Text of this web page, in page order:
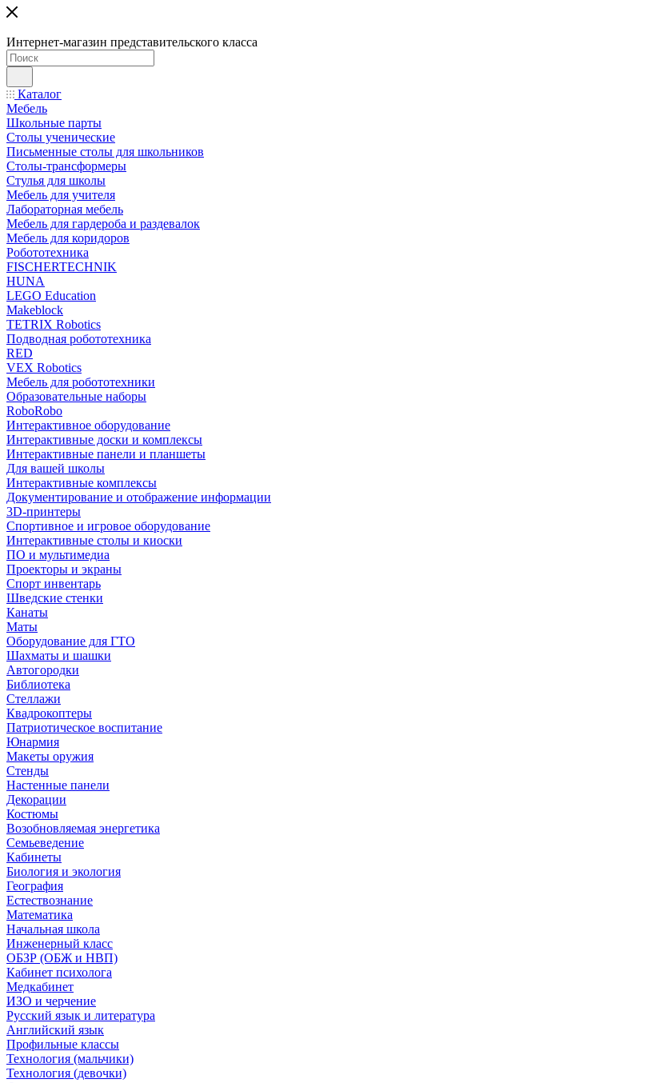
Интернет-магазин представительского класса
Каталог
Мебель
Школьные парты
Столы ученические
Письменные столы для школьников
Столы-трансформеры
Стулья для школы
Мебель для учителя
Лабораторная мебель
Мебель для гардероба и раздевалок
Мебель для коридоров
Робототехника
FISCHERTECHNIK
HUNA
LEGO Education
Makeblock
TETRIX Robotics
Подводная робототехника
RED
VEX Robotics
Мебель для робототехники
Образовательные наборы
RoboRobo
Интерактивное оборудование
Интерактивные доски и комплексы
Интерактивные панели и планшеты
Для вашей школы
Интерактивные комплексы
Документирование и отображение информации
3D-принтеры
Спортивное и игровое оборудование
Интерактивные столы и киоски
ПО и мультимедиа
Проекторы и экраны
Спорт инвентарь
Шведские стенки
Канаты
Маты
Оборудование для ГТО
Шахматы и шашки
Автогородки
Библиотека
Стеллажи
Квадрокоптеры
Патриотическое воспитание
Юнармия
Макеты оружия
Стенды
Настенные панели
Декорации
Костюмы
Возобновляемая энергетика
Семьеведение
Кабинеты
Биология и экология
География
Естествознание
Математика
Начальная школа
Инженерный класс
ОБЗР (ОБЖ и НВП)
Кабинет психолога
Медкабинет
ИЗО и черчение
Русский язык и литература
Английский язык
Профильные классы
Технология (мальчики)
Технология (девочки)